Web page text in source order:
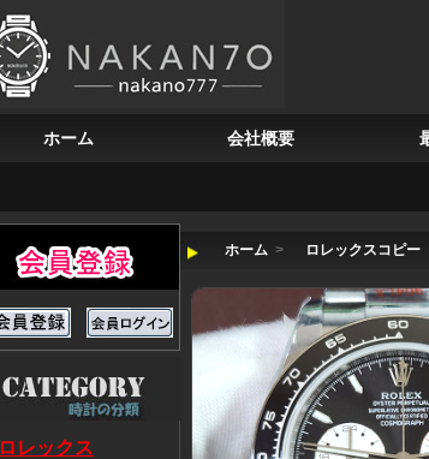
ホーム 会社概要
ロレックス
ホーム > ロレックスコピー